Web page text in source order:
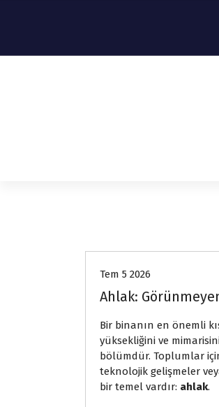
Tem 5 2026
Ahlak:
Bir binanın en önemli
yüksekliğini ve
bölümdür. Toplumlar
teknolojik gelişmeler
bir temel vardır: ahlak.